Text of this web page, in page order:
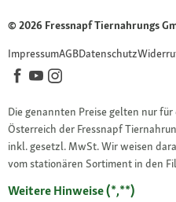
© 2026 Fressnapf Tiernahrungs
ImpressumAGBDatenschutz
Die genannten Preise gelten nur
Österreich der Fressnapf
inkl. gesetzl. MwSt. Wir weisen
vom stationären Sortiment in den
Weitere Hinweise (*,**)